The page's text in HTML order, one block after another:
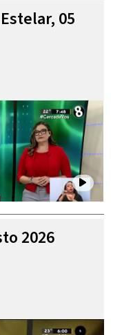
05
2026